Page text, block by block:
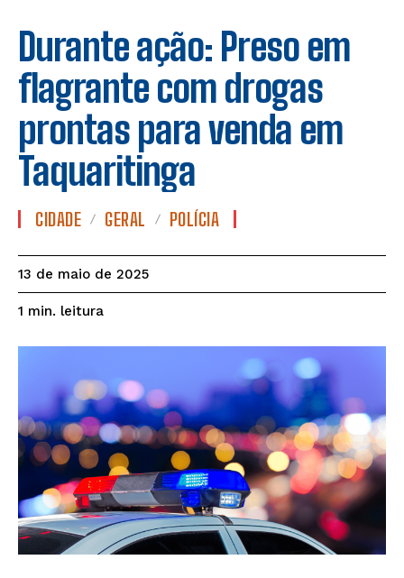
Durante ação: Preso em
flagrante com drogas
prontas para venda em
Taquaritinga
CIDADE GERAL POLÍCIA
13 de maio de 2025
1 min. leitura